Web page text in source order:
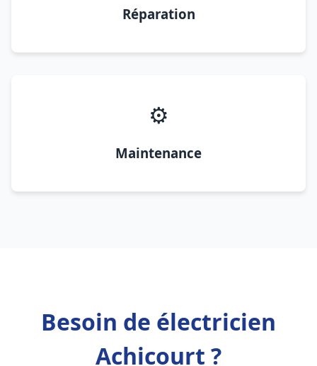
Réparation
⚙️
Maintenance
Besoin de électricien
Achicourt ?